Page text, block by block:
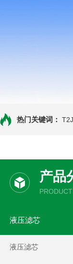
热门关键词：
产品
液压滤芯
液压滤芯